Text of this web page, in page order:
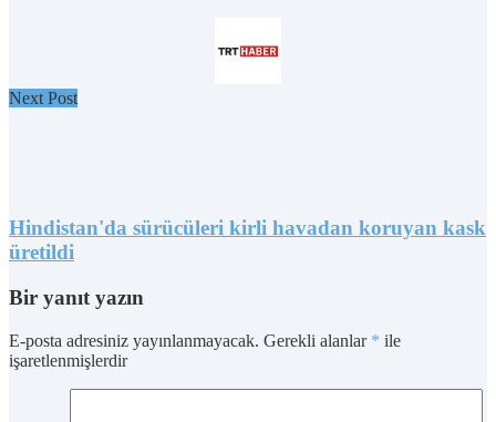
Next Post
Hindistan'da sürücüleri kirli havadan koruyan kask
üretildi
Bir yanıt yazın
E-posta adresiniz yayınlanmayacak. Gerekli alanlar * ile
işaretlenmişlerdir